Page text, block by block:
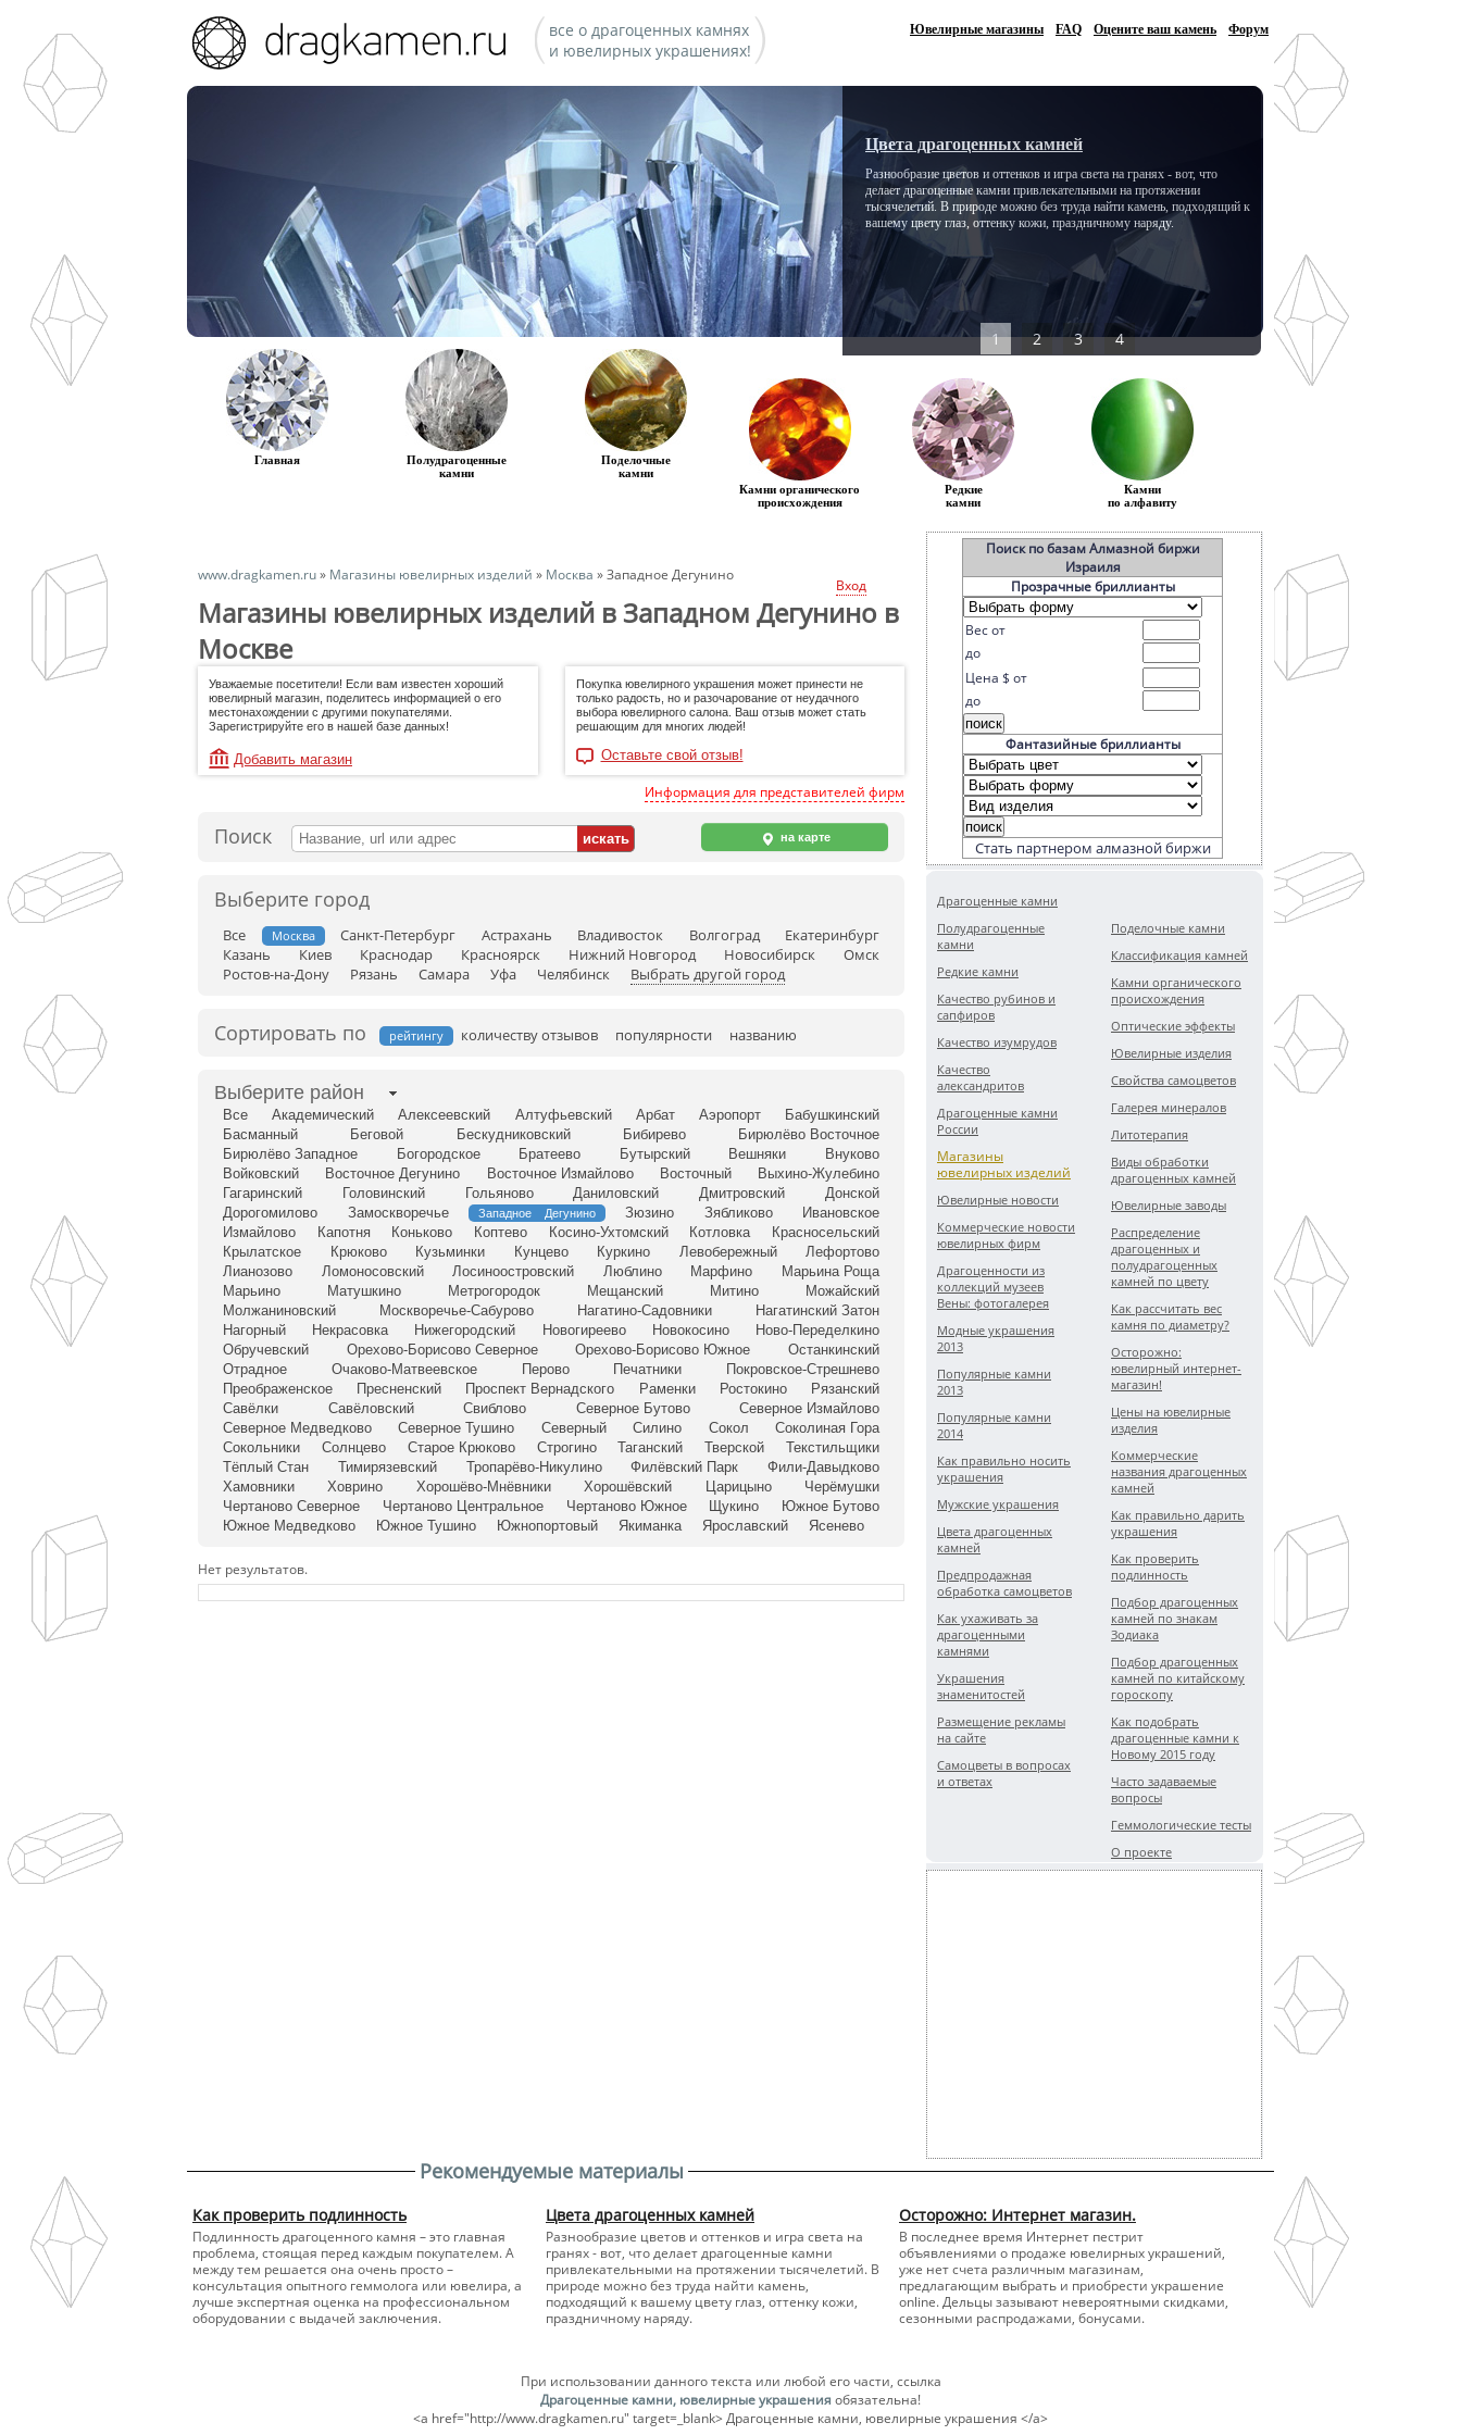
все о драгоценных камнях
и ювелирных украшениях!
Ювелирные магазины FAQ Оцените ваш камень Форум
Цвета драгоценных камней
Разнообразие цветов и оттенков и игра света на гранях - вот, что
делает драгоценные камни привлекательными на протяжении
тысячелетий. В природе можно без труда найти камень, подходящий к
вашему цвету глаз, оттенку кожи, праздничному наряду.
1 2 3 4
Главная
Полудрагоценные
камни
Поделочные
камни
Камни органическогo
происхождения
Редкие
камни
Камни
по алфавиту
Поиск по базам Алмазной биржи
Израиля
Прозрачные бриллианты
Вес от
до
Цена $ от
до
Фантазийные бриллианты
Стать партнером алмазной биржи
Драгоценные камни
Полудрагоценные
камни
Редкие камни
Качество рубинов и
сапфиров
Качество изумрудов
Качество
александритов
Драгоценные камни
России
Магазины
ювелирных изделий
Ювелирные новости
Коммерческие новости
ювелирных фирм
Драгоценности из
коллекций музеев
Вены: фотогалерея
Модные украшения
2013
Популярные камни
2013
Популярные камни
2014
Как правильно носить
украшения
Мужские украшения
Цвета драгоценных
камней
Предпродажная
обработка самоцветов
Как ухаживать за
драгоценными
камнями
Украшения
знаменитостей
Размещение рекламы
на сайте
Самоцветы в вопросах
и ответах
Поделочные камни
Классификация камней
Камни органического
происхождения
Оптические эффекты
Ювелирные изделия
Свойства самоцветов
Галерея минералов
Литотерапия
Виды обработки
драгоценных камней
Ювелирные заводы
Распределение
драгоценных и
полудрагоценных
камней по цвету
Как рассчитать вес
камня по диаметру?
Осторожно:
ювелирный интернет-
магазин!
Цены на ювелирные
изделия
Коммерческие
названия драгоценных
камней
Как правильно дарить
украшения
Как проверить
подлинность
Подбор драгоценных
камней по знакам
Зодиака
Подбор драгоценных
камней по китайскому
гороскопу
Как подобрать
драгоценные камни к
Новому 2015 году
Часто задаваемые
вопросы
Геммологические тесты
О проекте
www.dragkamen.ru» Магазины ювелирных изделий » Москва »Западное Дегунино
Вход
Магазины ювелирных изделий в Западном Дегунино в
Москве
Уважаемые посетители! Если вам известен хороший
ювелирный магазин, поделитесь информацией о его
местонахождении с другими покупателями.
Зарегистрируйте его в нашей базе данных!
Добавить магазин
Покупка ювелирного украшения может принести не
только радость, но и разочарование от неудачного
выбора ювелирного салона. Ваш отзыв может стать
решающим для многих людей!
Оставьте свой отзыв!
Информация для представителей фирм
Поиск на карте
Выберите город
Все Москва Санкт-Петербург Астрахань Владивосток Волгоград
Екатеринбург
Казань
Киев Краснодар Красноярск Нижний Новгород Новосибирск
Омск
Ростов-на-Дону
Рязань Самара Уфа Челябинск Выбрать другой город
Сортировать по рейтингу количеству отзывов популярности названию
Выберите район
Все Академический Алексеевский Алтуфьевский Арбат Аэропорт
Бабушкинский
Басманный
Беговой Бескудниковский Бибирево
Бирюлёво Восточное
Бирюлёво Западное
Богородское Братеево Бутырский Вешняки
Внуково
Войковский
Восточное Дегунино Восточное Измайлово Восточный
Выхино-Жулебино
Гагаринский
Головинский Гольяново Даниловский Дмитровский
Донской
Дорогомилово
Замоскворечье Западное Дегунино Зюзино Зябликово
Ивановское
Измайлово
Капотня Коньково Коптево Косино-Ухтомский Котловка
Красносельский
Крылатское
Крюково Кузьминки Кунцево Куркино Левобережный
Лефортово
Лианозово
Ломоносовский Лосиноостровский Люблино Марфино
Марьина Роща
Марьино
Матушкино Метрогородок Мещанский Митино
Можайский
Молжаниновский
Москворечье-Сабурово Нагатино-Садовники
Нагатинский Затон
Нагорный
Некрасовка Нижегородский Новогиреево Новокосино
Ново-Переделкино
Обручевский
Орехово-Борисово Северное Орехово-Борисово Южное
Останкинский
Отрадное
Очаково-Матвеевское Перово Печатники
Покровское-Стрешнево
Преображенское
Пресненский Проспект Вернадского Раменки Ростокино
Рязанский
Савёлки
Савёловский Свиблово Северное Бутово
Северное Измайлово
Северное Медведково
Северное Тушино Северный Силино Сокол
Соколиная Гора
Сокольники
Солнцево Старое Крюково Строгино Таганский Тверской
Текстильщики
Тёплый Стан
Тимирязевский Тропарёво-Никулино Филёвский Парк
Фили-Давыдково
Хамовники
Ховрино Хорошёво-Мнёвники Хорошёвский Царицыно
Черёмушки
Чертаново Северное
Чертаново Центральное Чертаново Южное Щукино
Южное Бутово
Южное Медведково
Южное Тушино Южнопортовый Якиманка Ярославский Ясенево
Нет результатов.
Рекомендуемые материалы
Как проверить подлинность
Подлинность драгоценного камня – это главная
проблема, стоящая перед каждым покупателем. А
между тем решается она очень просто –
консультация опытного геммолога или ювелира, а
лучше экспертная оценка на профессиональном
оборудовании с выдачей заключения.
Цвета драгоценных камней
Разнообразие цветов и оттенков и игра света на
гранях - вот, что делает драгоценные камни
привлекательными на протяжении тысячелетий. В
природе можно без труда найти камень,
подходящий к вашему цвету глаз, оттенку кожи,
праздничному наряду.
Осторожно: Интернет магазин.
В последнее время Интернет пестрит
объявлениями о продаже ювелирных украшений,
уже нет счета различным магазинам,
предлагающим выбрать и приобрести украшение
online. Дельцы зазывают невероятными скидками,
сезонными распродажами, бонусами.
При использовании данного текста или любой его части, ссылка
Драгоценные камни, ювелирные украшения обязательна!
<a href="http://www.dragkamen.ru" target=_blank> Драгоценные камни, ювелирные украшения </a>